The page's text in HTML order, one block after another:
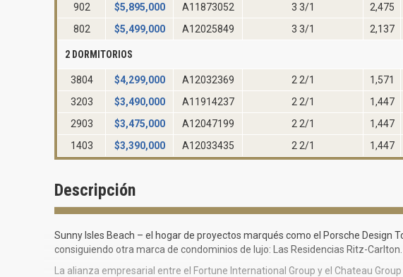
902
$5,895,000 A11873052 3 3/1 2,475
802
$5,499,000 A12025849 3 3/1 2,137
2 DORMITORIOS
3804 $4,299,000 A12032369 2 2/1 1,571
3203
$3,490,000 A11914237 2 2/1 1,447
2903
$3,475,000 A12047199 2 2/1 1,447
1403
$3,390,000 A12033435 2 2/1 1,447
Descripción
Sunny Isles Beach – el hogar de proyectos marqués como el Porsche Design
consiguiendo otra marca de condominios de lujo: Las Residencias Ritz-Carlton.
La alianza empresarial entre el Fortune International Group y el Chateau